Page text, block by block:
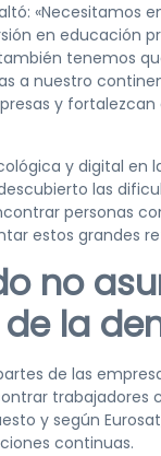
«Necesitamos
en educación
tenemos
a nuestro
y
y digital en
las
personas
estos grandes
no
la
de las
trabajadores
y según
continuas.